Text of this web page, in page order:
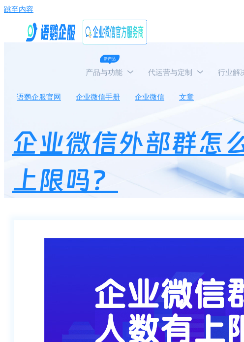
跳至内容
新产品
产品与功能 代运营与定制 行业解
语鹦企服官网 企业微信手册 企业微信 文章
企业微信外部群怎
上限吗？